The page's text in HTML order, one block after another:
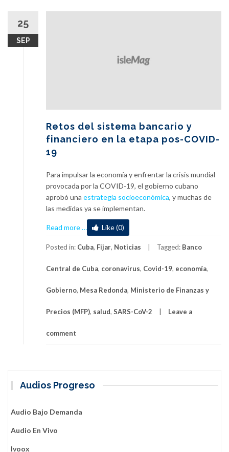
25
SEP
Retos del sistema bancario y
financiero en la etapa pos-COVID-
19
Para impulsar la economía y enfrentar la crisis mundial
provocada por la COVID-19, el gobierno cubano
aprobó una estrategia socioeconómica, y muchas de
las medidas ya se implementan.
Read more
about
Retos
del
bancario
financiero
la
… Like (0)
Posted in: Cuba, Fijar, Noticias Tagged: Banco
Central de Cuba, coronavirus, Covid-19, economía,
Gobierno, Mesa Redonda, Ministerio de Finanzas y
Precios (MFP), salud, SARS-CoV-2 Leave a
comment
Audios Progreso
Audio Bajo Demanda
Audio En Vivo
Ivoox